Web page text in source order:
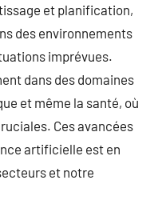
et planification,
des environnements
imprévues.
dans des domaines
et même la santé, où
Ces avancées
artificielle est en
et notre